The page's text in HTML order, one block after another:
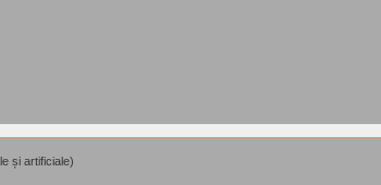
și artificiale)